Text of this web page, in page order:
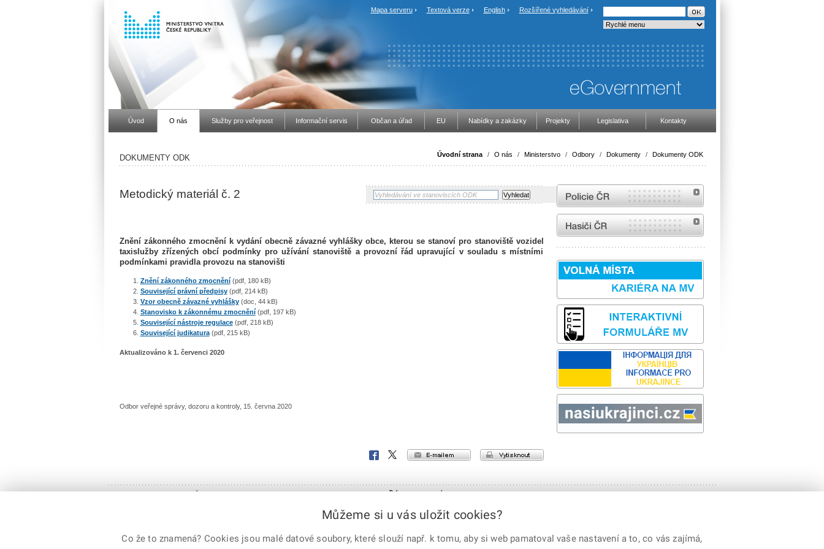
Mapa serveru Textová verze English Rozšířené vyhledávání
Úvod O nás Služby pro veřejnost Informační servis Občan a úřad EU Nabídky a zakázky Projekty Legislativa Kontakty
Úvodní strana / O nás / Ministerstvo / Odbory / Dokumenty / Dokumenty ODK
DOKUMENTY ODK
Metodický materiál č. 2
Znění zákonného zmocnění k vydání obecně závazné vyhlášky obce, kterou se stanoví pro stanoviště vozidel
taxislužby zřízených obcí podmínky pro užívání stanoviště a provozní řád upravující v souladu s místními
podmínkami pravidla provozu na stanovišti
Znění zákonného zmocnění(pdf, 180 kB)
Související právní předpisy(pdf, 214 kB)
Vzor obecně závazné vyhlášky(doc, 44 kB)
Stanovisko k zákonnému zmocnění(pdf, 197 kB)
Související nástroje regulace(pdf, 218 kB)
Související judikatura(pdf, 215 kB)
Aktualizováno k 1. červenci 2020
Odbor veřejné správy, dozoru a kontroly, 15. června 2020
NOT FOUND
NOT FOUND
X
Facebook
internetové stránky Policie ČR
internetové stránky Hasiči ČR
Můžeme si u vás uložit cookies?
Co že to znamená? Cookies jsou malé datové soubory, které slouží např. k tomu, aby si web pamatoval vaše nastavení a to, co vás zajímá,